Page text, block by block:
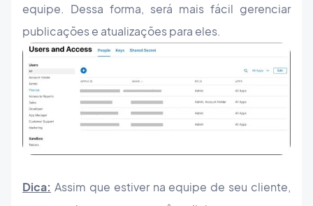
equipe. Dessa forma, será mais fácil gerenciar
publicações e atualizações para eles.
Dica: Assim que estiver na equipe de seu cliente,